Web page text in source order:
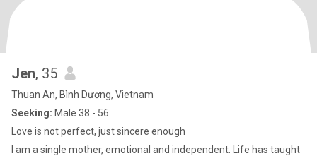
Jen, 35
Thuan An, Bình Dương, Vietnam
Seeking: Male 38 - 56
Love is not perfect, just sincere enough
I am a single mother, emotional and independent. Life has taught